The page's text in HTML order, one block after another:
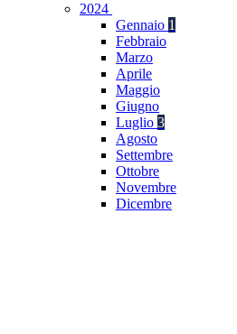
2024
Gennaio 1
Febbraio
Marzo
Aprile
Maggio
Giugno
Luglio 3
Agosto
Settembre
Ottobre
Novembre
Dicembre